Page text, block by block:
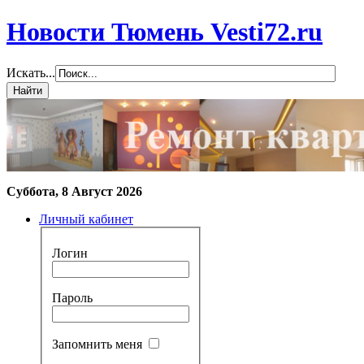
Новости Тюмень Vesti72.ru
Искать...
Суббота, 8 Август 2026
Личный кабинет
Логин
Пароль
Запомнить меня